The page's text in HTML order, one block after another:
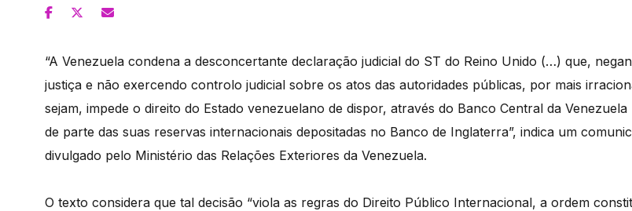
“A Venezuela condena a desconcertante declaração judicial do ST do Reino Unido (…) que,
justiça e não exercendo controlo judicial sobre os atos das autoridades públicas, por mais
sejam, impede o direito do Estado venezuelano de dispor, através do Banco Central da Venezuela
de parte das suas reservas internacionais depositadas no Banco de Inglaterra”, indica um
divulgado pelo Ministério das Relações Exteriores da Venezuela.
O texto considera que tal decisão “viola as regras do Direito Público Internacional, a ordem